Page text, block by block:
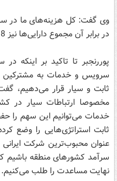
در برابر آن مجموع دارایی‌ها نیز 18 هزار و 715 میلیارد تومان برآورد شد.
پوررنجبر تا تاکید بر اینکه
سرویس و خدمات به مشترکین
ثابت و سیار قرار می‌دهیم،
خدمات می‌توانیم این سهم را
ثابت استراتژی‌هایی را وضع
عنوان محبوب‌ترین شرکت
سرآمد کشورهای منطقه باشیم
نهایت مساعدت را طلب می‌کنیم.